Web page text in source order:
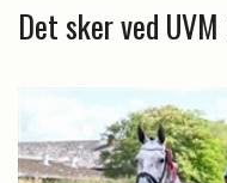
Det sker ved